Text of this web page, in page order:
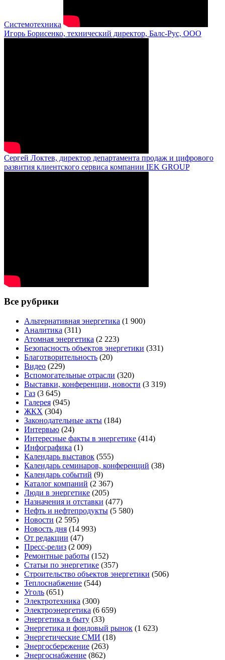
Системотехника
Игорь Борисенко, технический директор, Балс-Рус, ООО
Сергей Локтев, директор департамента продаж и цифрового
развития клиентского сервиса компании IEK GROUP
Все рубрики
Альтернативная энергетика (1 900)
Аналитика (311)
Атомная энергетика (2 223)
Безопасность объектов энергетики (331)
Благотворительность (20)
Видео (229)
Вспомогательные отрасли (320)
Выставки, конференции, новости (3 319)
Газ (3 645)
Галерея (945)
ЖКХ (304)
Законодательные акты (184)
Интервью (24)
Интересные факты в энергетике (414)
Инфографика (1)
Календарь выставок (555)
Календарь семинаров, конференций (38)
Календарь событий (9)
Каталог компаний (2 367)
Люди в энергетике (205)
Назначения и отставки (477)
Нефть и нефтепродукты (5 580)
Новости (2 595)
Новость дня (14 993)
От редакции (47)
Пресс-релиз (2 009)
Ремонтные работы (152)
Статьи по энергетике (357)
Строительство объектов энергетики (506)
Теплоснабжение (544)
Уголь (651)
Электротехника (300)
Электроэнергетика (6 659)
Энергетика в быту (33)
Энергетика и фондовый рынок (1 623)
Энергетические СМИ (18)
Энергосбережение (263)
Энергоснабжение (862)